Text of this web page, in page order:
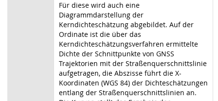
Für diese wird auch eine
Diagrammdarstellung der
Kerndichteschätzung abgebildet. Auf der
Ordinate ist die über das
Kerndichteschätzungsverfahren ermittelte
Dichte der Schnittpunkte von GNSS
Trajektorien mit der Straßenquerschnittslinie
aufgetragen, die Abszisse führt die X-
Koordinaten (WGS 84) der Dichteschätzungen
entlang der Straßenquerschnittslinien an.